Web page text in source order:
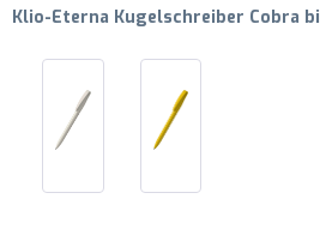
Klio-Eterna Kugelschreiber Cobra